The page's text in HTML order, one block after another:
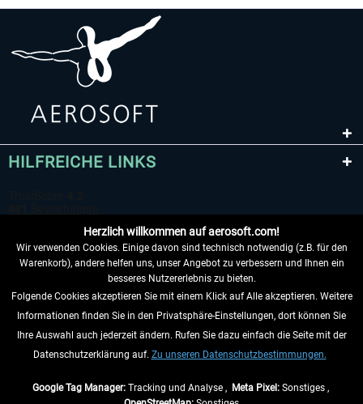
HILFREICHE LINKS
VERTRAG WIDERRUFEN
INFORMATIONEN
Herzlich willkommen auf aerosoft.com!
Wir verwenden Cookies. Einige davon sind technisch notwendig (z.B. für den
Warenkorb), andere helfen uns, unser Angebot zu verbessern und Ihnen ein
besseres Nutzererlebnis zu bieten.
Folgende Cookies akzeptieren Sie mit einem Klick auf Alle akzeptieren. Weitere
Informationen finden Sie in den Privatsphäre-Einstellungen, dort können Sie
Ihre Auswahl auch jederzeit ändern. Rufen Sie dazu einfach die Seite mit der
Datenschutzerklärung auf. Zu unseren Datenschutzbestimmungen.
Google Tag Manager:Tracking und Analyse , Meta Pixel:Sonstiges ,